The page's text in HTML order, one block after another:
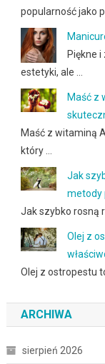
popularność jako
Piękne
estetyki, ale …
Maść z
Maść z witaminą
który …
Jak
metody
Jak szybko rosną
Olej z
Olej z ostropestu
ARCHIWA
sierpień 2026